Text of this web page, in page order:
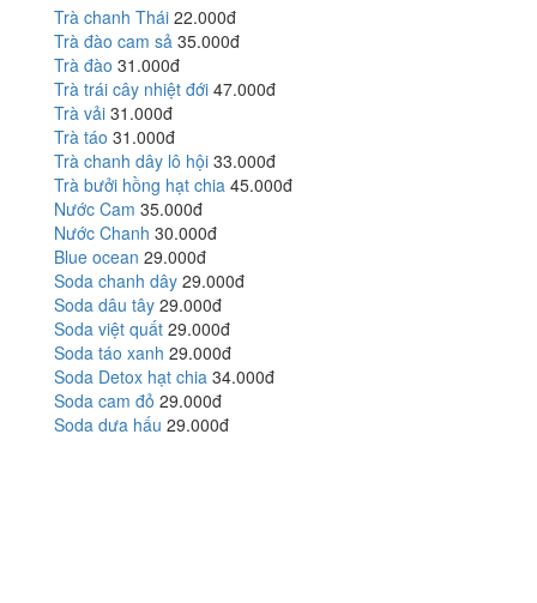
Trà chanh Thái 22.000đ
Trà đào cam sả 35.000đ
Trà đào 31.000đ
Trà trái cây nhiệt đới 47.000đ
Trà vải 31.000đ
Trà táo 31.000đ
Trà chanh dây lô hội 33.000đ
Trà bưởi hồng hạt chia 45.000đ
Nước Cam 35.000đ
Nước Chanh 30.000đ
Blue ocean 29.000đ
Soda chanh dây 29.000đ
Soda dâu tây 29.000đ
Soda việt quất 29.000đ
Soda táo xanh 29.000đ
Soda Detox hạt chia 34.000đ
Soda cam đỏ 29.000đ
Soda dưa hấu 29.000đ